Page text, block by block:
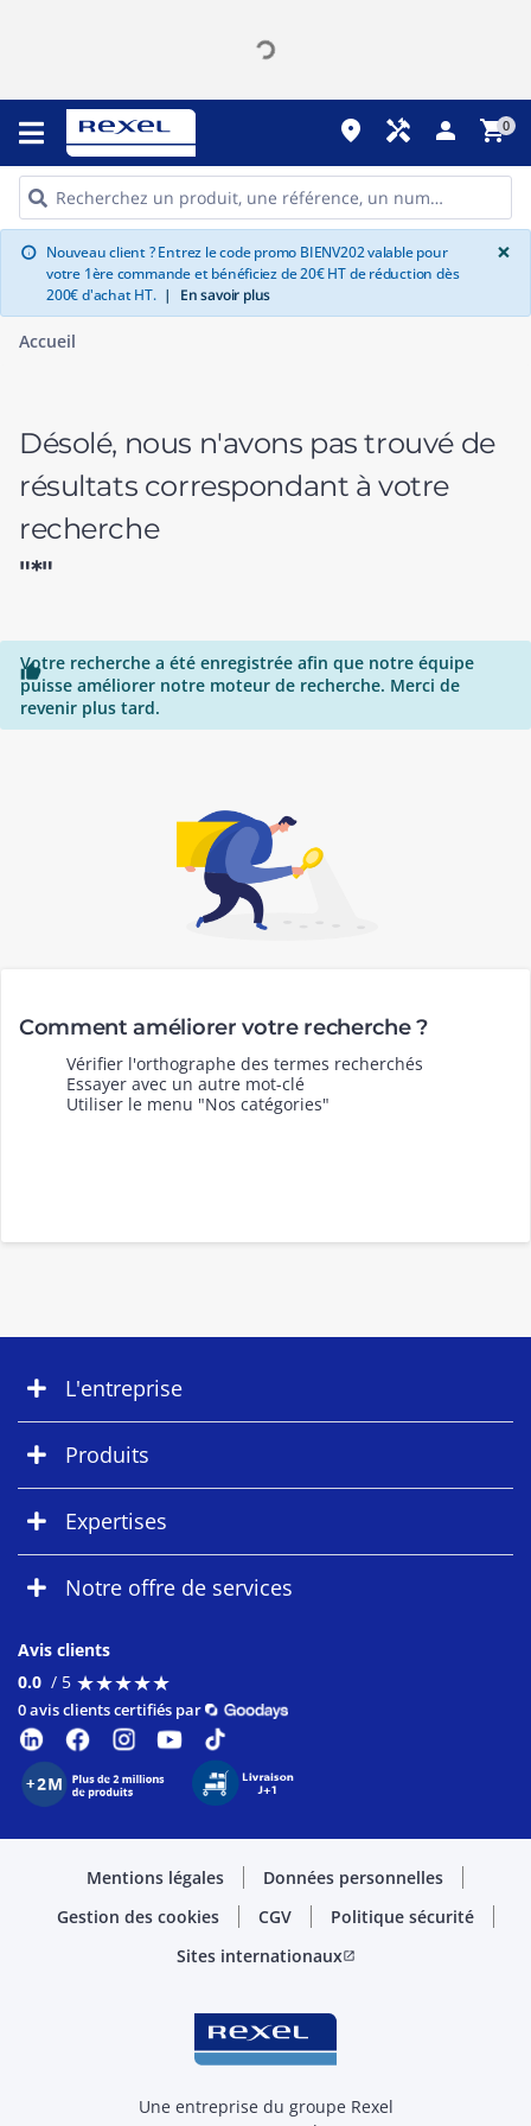
place handyman person shopping_cart0
info Nouveau client ? Entrez le code promo BIENV202 valable pour
votre 1ère commande et bénéficiez de 20€ HT de réduction dès
200€ d'achat HT. | En savoir plus
×
Accueil
Désolé, nous n'avons pas trouvé de
résultats correspondant à votre
recherche
"*"

Votre recherche a été enregistrée afin que notre équipe
puisse améliorer notre moteur de recherche. Merci de
revenir plus tard.
Comment améliorer votre recherche ?
Vérifier l'orthographe des termes recherchés
Essayer avec un autre mot-clé
Utiliser le menu "Nos catégories"
L'entreprise
Produits
Expertises
Notre offre de services
Avis clients
0.0 / 5 ★★★★★
★★★★★
0 avis clients certifiés par
Mentions légales
Données personnelles
Gestion des cookies
CGV
Politique sécurité
Sites internationauxopen_in_new
Une entreprise du groupe Rexel